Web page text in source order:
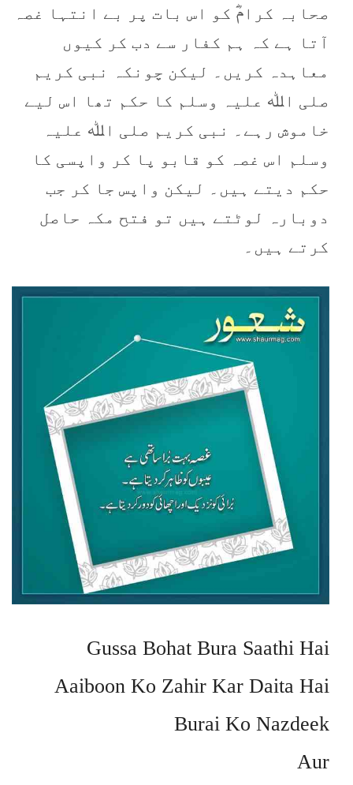
صحابہ کرامؓ کو اس بات پر بے انتہا غصہ
آتا ہے کہ ہم کفار سے دب کر کیوں
معاہدہ کریں۔ لیکن چونکہ نبی کریم
صلی اﷲ علیہ وسلم کا حکم تھا اس لیے
خاموش رہے۔ نبی کریم صلی اﷲ علیہ
وسلم اس غصہ کو قابو پا کر واپسی کا
حکم دیتے ہیں۔ لیکن واپس جا کر جب
دوبارہ لوٹتے ہیں تو فتح مکہ حاصل
کرتے ہیں۔
Gussa Bohat Bura Saathi Hai
Aaiboon Ko Zahir Kar Daita Hai
Burai Ko Nazdeek
Aur